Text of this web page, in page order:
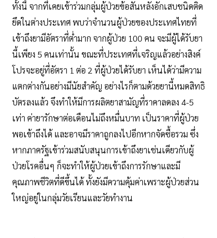
ทั้งนี้ จากที่เคยเข้าร่วมกลุ่มผู้ป่วยข้อสันหลังอักเสบชนิดติด
ยึดในต่างประเทศ พบว่าจำนวนผู้ป่วยของประเทศไทยที่
เข้าถึงยามีอัตราที่ต่ำมาก จากผู้ป่วย 100 คน จะมีผู้ได้รับยา
นี้เพียง 5 คนเท่านั้น ขณะที่ประเทศที่เจริญแล้วอย่างสิงค์
โปรจะอยู่ที่อัตรา 1 ต่อ 2 ที่ผู้ป่วยได้รับยา เห็นได้ว่ามีความ
แตกต่างกันอย่างมีนัยสำคัญ อย่างไรก็ตามด้วยยานี้หมดสิทธิ
บัตรลงแล้ว จึงทำให้มีการผลิตยาสามัญที่ราคาลดลง 4-5
เท่า ค่ายารักษาต่อเดือนไม่ถึงหมื่นบาท เป็นราคาที่ผู้ป่วย
พอเข้าถึงได้ และอาจมีราคาถูกลงไปอีกหากจัดซื้อรวม ซึ่ง
หากภาครัฐเข้าร่วมสนับสนุนการเข้าถึงยาเช่นเดียวกับผู้
ป่วยโรคอื่นๆ ก็จะทำให้ผู้ป่วยเข้าถึงการรักษาและมี
คุณภาพชีวิตที่ดีขึ้นได้ ทั้งยังมีความคุ้มค่าเพราะผู้ป่วยส่วน
ใหญ่อยู่ในกลุ่มวัยเรียนและวัยทำงาน